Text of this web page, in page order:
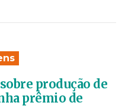
produção de
prêmio de